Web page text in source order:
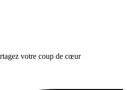
votre coup de cœur